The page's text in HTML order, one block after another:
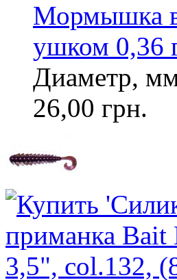
Мормышка
ушком 0,36
Диаметр,
26,00 грн.